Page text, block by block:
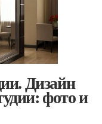
Дизайн
фото и